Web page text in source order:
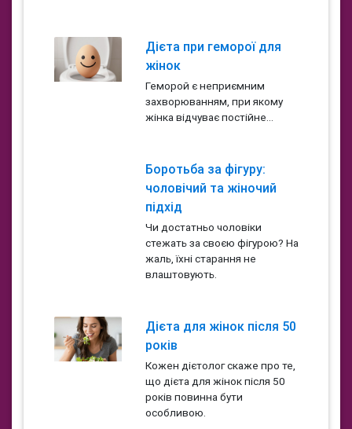
Дієта при геморої для
жінок
Геморой є неприємним
захворюванням, при якому
жінка відчуває постійне...
Боротьба за фігуру:
чоловічий та жіночий
підхід
Чи достатньо чоловіки
стежать за своєю фігурою? На
жаль, їхні старання не
влаштовують.
Дієта для жінок після 50
років
Кожен дієтолог скаже про те,
що дієта для жінок після 50
років повинна бути
особливою.